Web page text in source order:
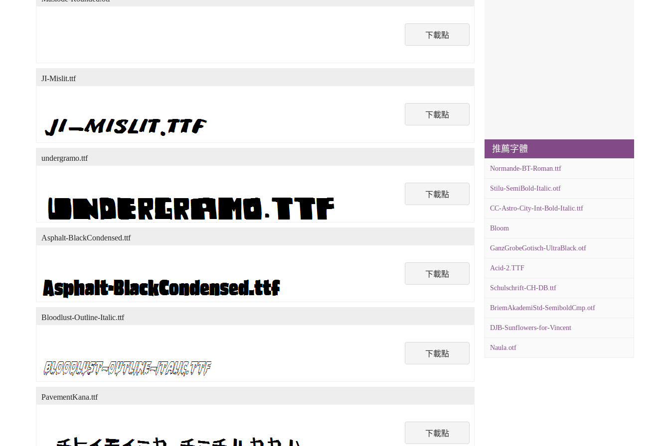
下載點
下載點
JI-Mislit.ttf
下載點
undergramo.ttf
下載點
Asphalt-BlackCondensed.ttf
下載點
Bloodlust-Outline-Italic.ttf
下載點
PavementKana.ttf
推薦字體
Normande-BT-Roman.ttf
Stilu-SemiBold-Italic.otf
CC-Astro-City-Int-Bold-Italic.ttf
Bloom
GanzGrobeGotisch-UltraBlack.otf
Acid-2.TTF
Schulschrift-CH-DB.ttf
BriemAkademiStd-SemiboldCmp.otf
DJB-Sunflowers-for-Vincent
Naula.otf